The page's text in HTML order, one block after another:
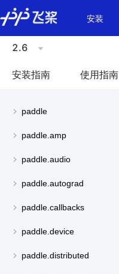
\u200E
安装
2.6
安装指南 使用指南
paddle
paddle.amp
paddle.audio
paddle.autograd
paddle.callbacks
paddle.device
paddle.distributed